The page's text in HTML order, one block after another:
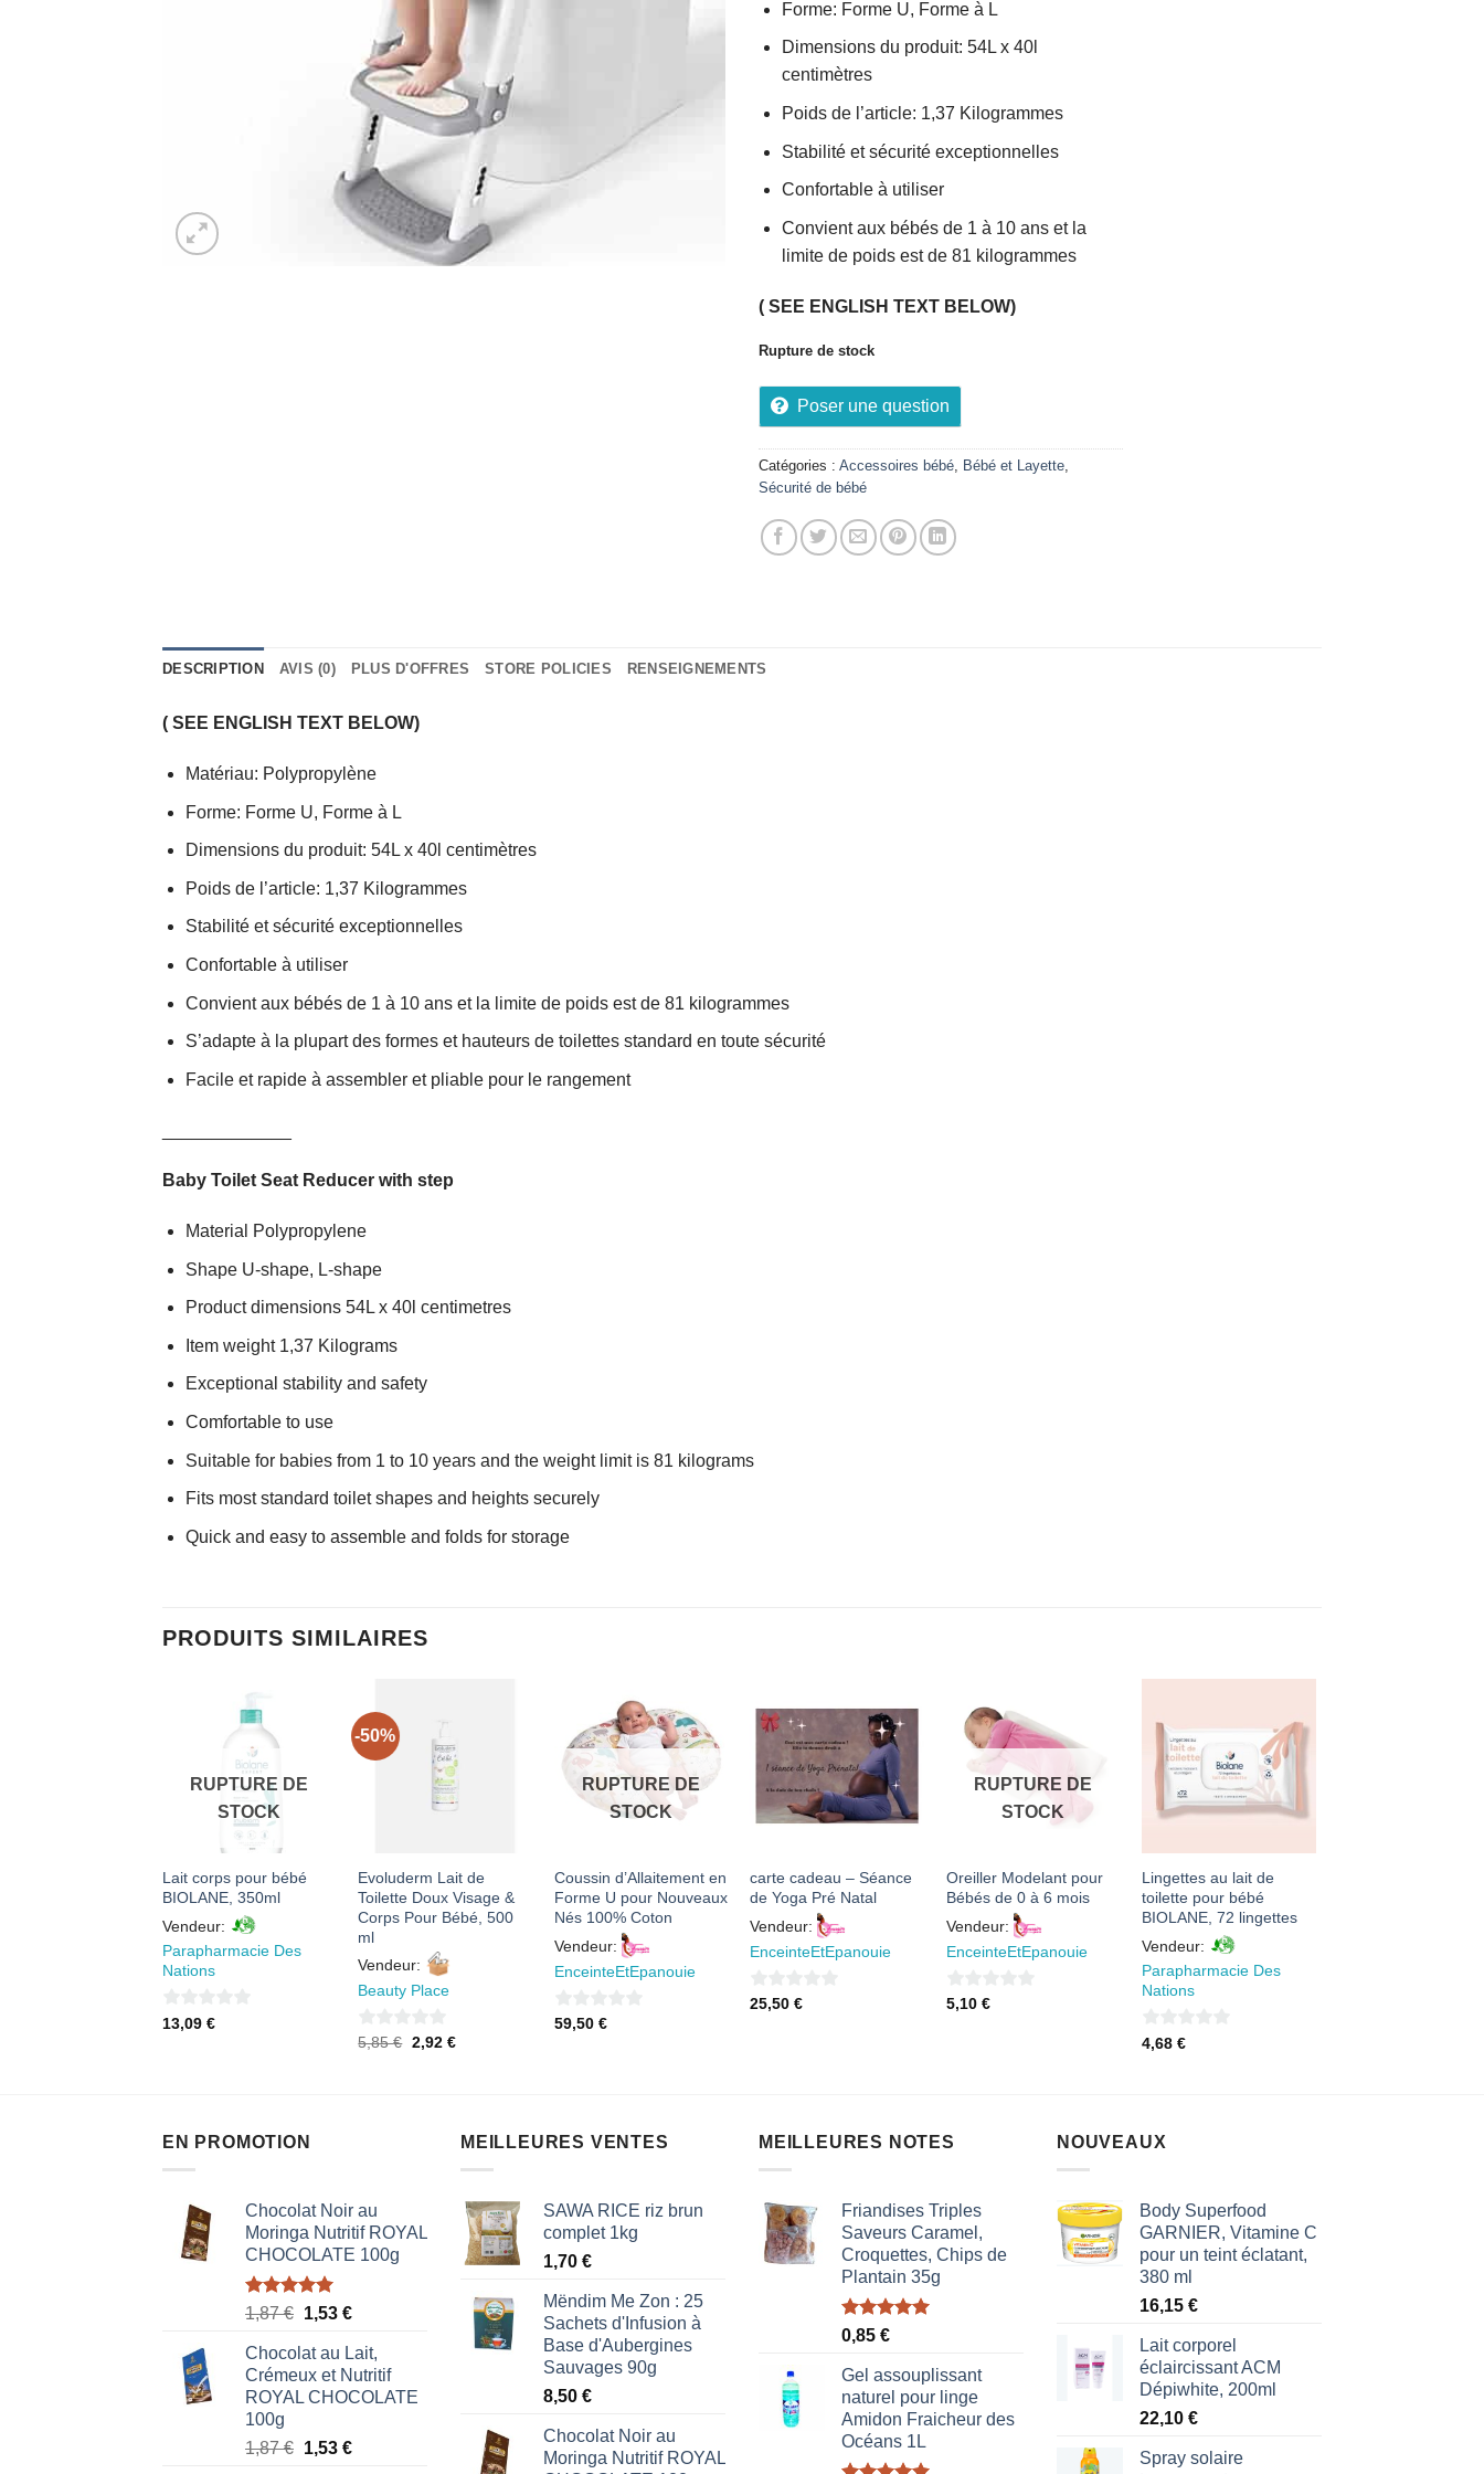
Forme: Forme U, Forme à L
Dimensions du produit: 54L x 40l
centimètres
Poids de l’article: 1,37 Kilogrammes
Stabilité et sécurité exceptionnelles
Confortable à utiliser
Convient aux bébés de 1 à 10 ans et la
limite de poids est de 81 kilogrammes
( SEE ENGLISH TEXT BELOW)
Rupture de stock
Poser une question
Catégories : Accessoires bébé, Bébé et Layette,
Sécurité de bébé
DESCRIPTION AVIS (0) PLUS D'OFFRES STORE POLICIES RENSEIGNEMENTS
( SEE ENGLISH TEXT BELOW)
Matériau: Polypropylène
Forme: Forme U, Forme à L
Dimensions du produit: 54L x 40l centimètres
Poids de l’article: 1,37 Kilogrammes
Stabilité et sécurité exceptionnelles
Confortable à utiliser
Convient aux bébés de 1 à 10 ans et la limite de poids est de 81 kilogrammes
S’adapte à la plupart des formes et hauteurs de toilettes standard en toute sécurité
Facile et rapide à assembler et pliable pour le rangement
Baby Toilet Seat Reducer with step
Material Polypropylene
Shape U-shape, L-shape
Product dimensions 54L x 40l centimetres
Item weight 1,37 Kilograms
Exceptional stability and safety
Comfortable to use
Suitable for babies from 1 to 10 years and the weight limit is 81 kilograms
Fits most standard toilet shapes and heights securely
Quick and easy to assemble and folds for storage
PRODUITS SIMILAIRES
AJOUTER
À MES
FAVORIS
RUPTURE DE
STOCK
Lait corps pour bébé
BIOLANE, 350ml
Vendeur:
Parapharmacie Des
Nations
0
13,09 €
-50%
À MES
FAVORIS
Evoluderm Lait de
Toilette Doux Visage &
Corps Pour Bébé, 500
ml
Vendeur:
Beauty Place
0
5,85€ Le
2,92 €Le
AJOUTER
FAVORIS
RUPTURE DE
STOCK
Coussin d’Allaitement en
Forme U pour Nouveaux
Nés 100% Coton
Vendeur:
EnceinteEtEpanouie
0
59,50 €
AJOUTER
À MES
FAVORIS
carte cadeau – Séance
de Yoga Pré Natal
Vendeur:
EnceinteEtEpanouie
0
25,50€
AJOUTER
FAVORIS
RUPTURE DE
STOCK
Oreiller Modelant pour
Bébés de 0 à 6 mois
Vendeur:
EnceinteEtEpanouie
0
5,10 €
AJOUTER
À MES
FAVORIS
Lingettes au lait de
toilette pour bébé
BIOLANE, 72 lingettes
Vendeur:
Parapharmacie Des
Nations
0
4,68€
EN PROMOTION
Chocolat Noir au
Moringa Nutritif ROYAL
CHOCOLATE 100g
Note5.00
1,87€ Le
initial
était :
1,87 €.
1,53 €Le
actuel
est :
1,53 €.
Chocolat au Lait,
Crémeux et Nutritif
ROYAL CHOCOLATE
100g
1,87€ Le
1,53 €Le
MEILLEURES VENTES
SAWA RICE riz brun
complet 1kg
1,70 €
Mëndim Me Zon : 25
Sachets d'Infusion à
Base d'Aubergines
Sauvages 90g
8,50 €
Chocolat Noir au
Moringa Nutritif ROYAL
MEILLEURES NOTES
Friandises Triples
Saveurs Caramel,
Croquettes, Chips de
Plantain 35g
Note5.00
0,85 €
Gel assouplissant
naturel pour linge
Amidon Fraicheur des
Océans 1L
NOUVEAUX
Body Superfood
GARNIER, Vitamine C
pour un teint éclatant,
380 ml
16,15 €
Lait corporel
éclaircissant ACM
Dépiwhite, 200ml
22,10 €
Spray solaire